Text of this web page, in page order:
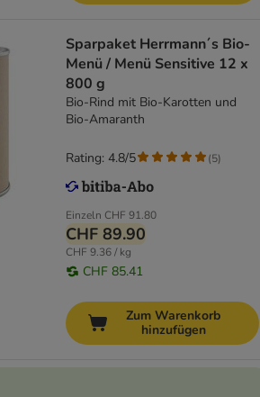
Sparpaket Herrmann´s Bio-
Menü / Menü Sensitive 12 x
800 g
Bio-Rind mit Bio-Karotten und
Bio-Amaranth
Einzeln CHF 91.80
CHF 89.90
CHF 9.36 / kg
CHF 85.41
Rating: 4.8/5 (5)
Zum Warenkorb
hinzufügen